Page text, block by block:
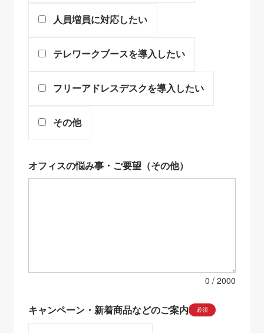
人員増員に対応したい
テレワークブースを導入したい
フリーアドレスデスクを導入したい
その他
オフィスの悩み事・ご要望（その他）
0
キャンペーン・新着商品などのご案内 必須